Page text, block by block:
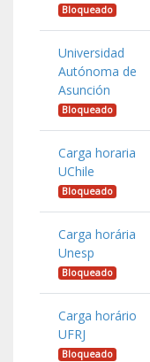
Bloqueado
Universidad
Autónoma de
Asunción
Bloqueado
Carga horaria
UChile
Bloqueado
Carga horária
Unesp
Bloqueado
Carga horário
UFRJ
Bloqueado